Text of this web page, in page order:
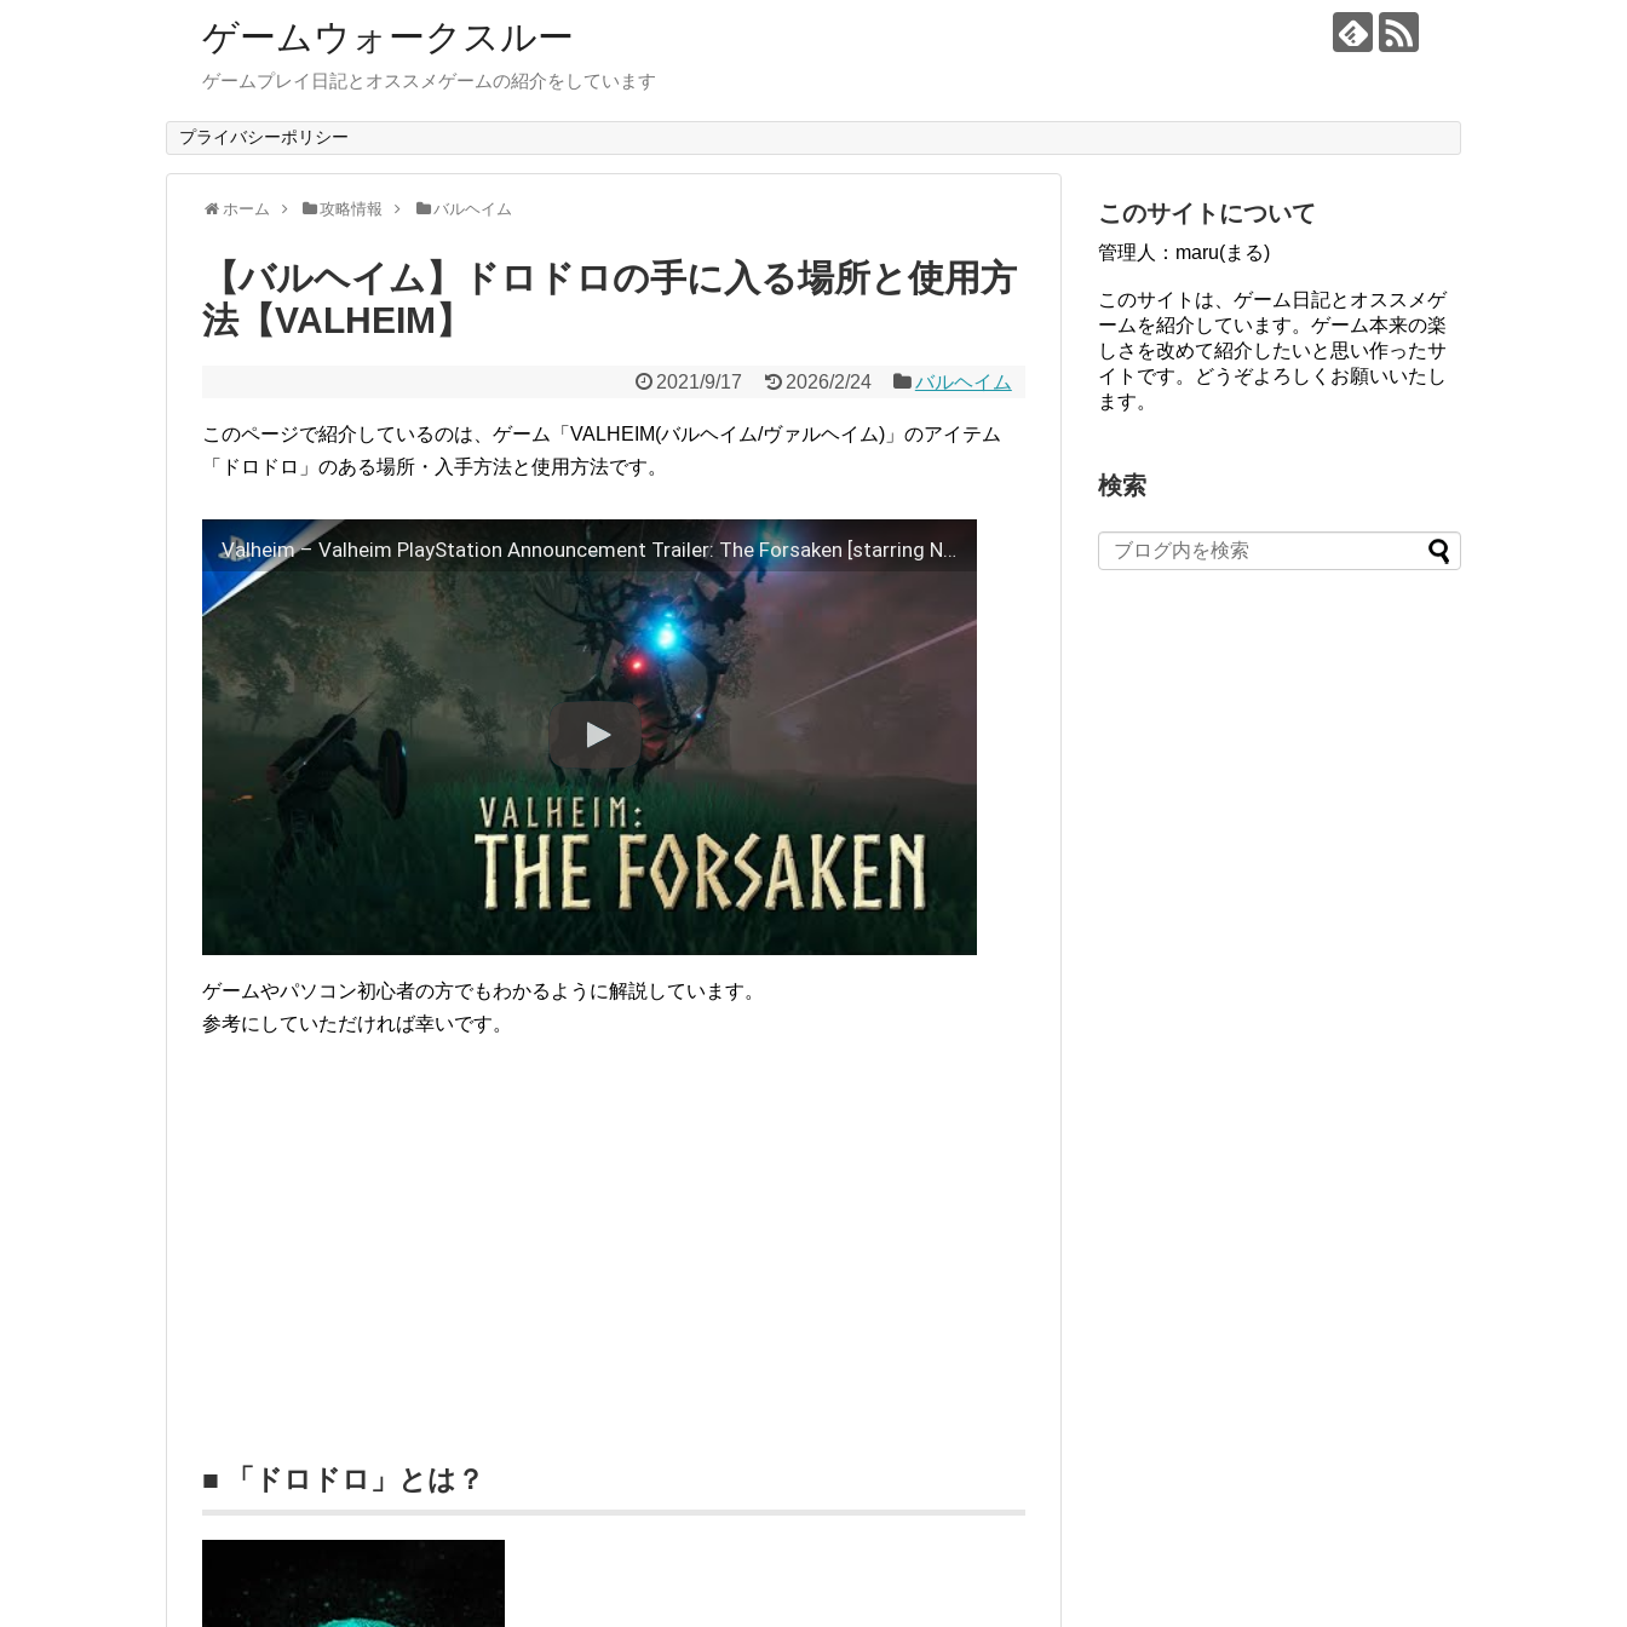
ゲームウォークスルー
ゲームプレイ日記とオススメゲームの紹介をしています
プライバシーポリシー
ホーム 攻略情報 バルヘイム
【バルヘイム】ドロドロの手に入る場所と使用方
法【VALHEIM】
2021/9/17 2026/2/24 バルヘイム
このページで紹介しているのは、ゲーム「VALHEIM(バルヘイム/ヴァルヘイム)」のアイテム
「ドロドロ」のある場所・入手方法と使用方法です。
Valheim – Valheim PlayStation Announcement Trailer: The Forsaken [starring Neil Newbon] | PS5 Games
ゲームやパソコン初心者の方でもわかるように解説しています。
参考にしていただければ幸いです。
■ 「ドロドロ」とは？
このサイトについて
管理人：maru(まる)
このサイトは、ゲーム日記とオススメゲ
ームを紹介しています。ゲーム本来の楽
しさを改めて紹介したいと思い作ったサ
イトです。どうぞよろしくお願いいたし
ます。
検索